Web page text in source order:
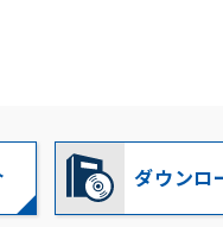
ダウンロ